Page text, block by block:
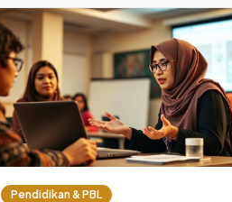
Pendidikan & PBL